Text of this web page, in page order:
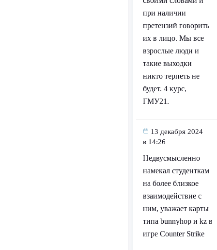
при наличии
претензий говорить
их в лицо. Мы все
взрослые люди и
такие выходки
никто терпеть не
будет. 4 курс,
ГМУ21.
13 декабря 2024
в 14:26
Недвусмысленно
намекал студенткам
на более близкое
взаимодействие с
ним, уважает карты
типа bunnyhop и kz в
игре Counter Strike